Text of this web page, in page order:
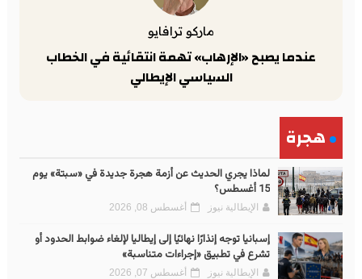
ماركو ترافايو
عندما يصبح «الإرهاب» تهمة انتقائية في الخطاب
السياسي الإيطالي
هجرة
لماذا يجري الحديث عن أزمة هجرة جديدة في «سبتة» يوم
15 أغسطس؟
الإيطالية نيوز أغسطس 08, 2026
إسبانيا توجه إنذارًا نهائيًا إلى إيطاليا لإلغاء ضوابط الحدود أو
تشرع في تطبيق «إجراءات متناسبة»
الإيطالية نيوز أغسطس 07, 2026